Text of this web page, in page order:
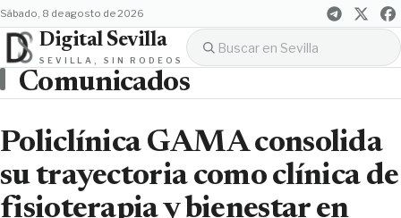
sábado, 8 de agosto de 2026
Digital Sevilla
SEVILLA, SIN RODEOS
Comunicados
Policlínica GAMA consolida
su trayectoria como clínica de
fisioterapia y bienestar en